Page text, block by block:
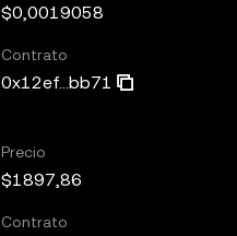
$0,0019058
Contrato
0x12ef...bb71
Precio
$1897,86
Contrato